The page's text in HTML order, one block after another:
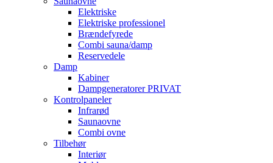
Elektriske
Elektriske professionel
Brændefyrede
Combi sauna/damp
Reservedele
Damp
Kabiner
Dampgeneratorer PRIVAT
Kontrolpaneler
Infrarød
Saunaovne
Combi ovne
Tilbehør
Interiør